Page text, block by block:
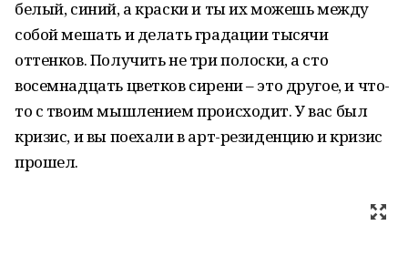
белый, синий, а краски и ты их можешь между
собой мешать и делать градации тысячи
оттенков. Получить не три полоски, а сто
восемнадцать цветков сирени – это другое, и что-
то с твоим мышлением происходит. У вас был
кризис, и вы поехали в арт-резиденцию и кризис
прошел.